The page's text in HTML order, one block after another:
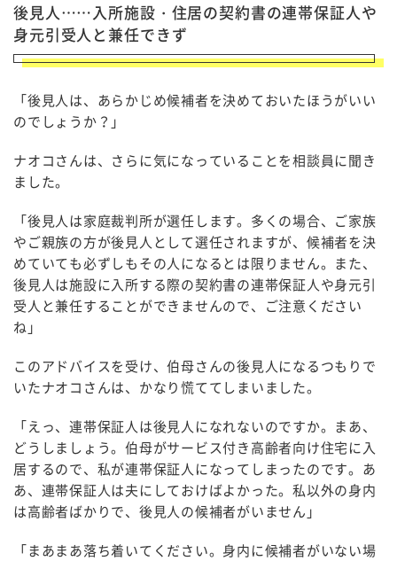
後見人……入所施設・住居の契約書の連帯保証人や
身元引受人と兼任できず
「後見人は、あらかじめ候補者を決めておいたほうがいい
のでしょうか？」
ナオコさんは、さらに気になっていることを相談員に聞き
ました。
「後見人は家庭裁判所が選任します。多くの場合、ご家族
やご親族の方が後見人として選任されますが、候補者を決
めていても必ずしもその人になるとは限りません。また、
後見人は施設に入所する際の契約書の連帯保証人や身元引
受人と兼任することができませんので、ご注意ください
ね」
このアドバイスを受け、伯母さんの後見人になるつもりで
いたナオコさんは、かなり慌ててしまいました。
「えっ、連帯保証人は後見人になれないのですか。まあ、
どうしましょう。伯母がサービス付き高齢者向け住宅に入
居するので、私が連帯保証人になってしまったのです。あ
あ、連帯保証人は夫にしておけばよかった。私以外の身内
は高齢者ばかりで、後見人の候補者がいません」
「まあまあ落ち着いてください。身内に候補者がいない場